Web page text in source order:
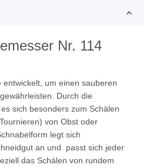
Nr. 114
entwickelt, um einen sauberen
Durch die
sich besonders zum Schälen
von Obst oder
legt sich
an und passt sich jeder
das Schälen von rundem